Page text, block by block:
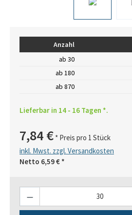
Anzahl
ab 30
ab 180
ab 870
Lieferbar in 14 - 16 Tagen *.
7,84 € * Preis pro 1 Stück
inkl. Mwst. zzgl. Versandkosten
Netto 6,59 € *